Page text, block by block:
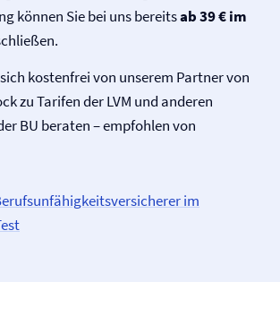
können Sie bei uns bereitsab 39 € im
sich kostenfrei von unserem Partner von
zu Tarifen der LVM und anderen
BU beraten – empfohlen von
im